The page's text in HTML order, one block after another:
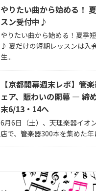
やりたい曲から始める！
スン受付中♪
やりたい曲から始める！夏季
♪ 夏だけの短期レッスンは入
生...
【京都開幕週末レポ】管
ェア、賑わいの開幕 — 締
末6/13・14へ
6月6日（土）、天理楽器イオ
店で、管楽器300本を集めた年